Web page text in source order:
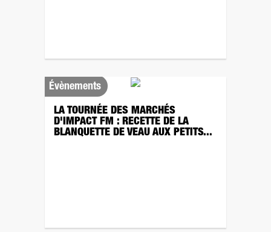
Évènements
LA TOURNÉE DES MARCHÉS
D'IMPACT FM : RECETTE DE LA
BLANQUETTE DE VEAU AUX PETITS...